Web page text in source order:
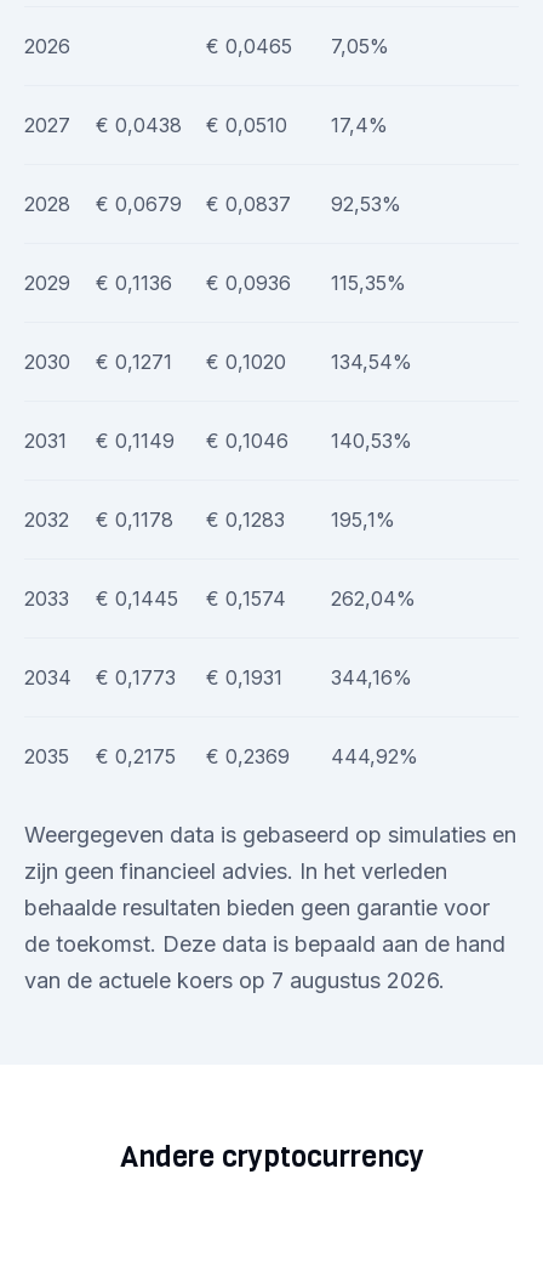
2026 € 0,0465 7,05%
2027 € 0,0438 € 0,0510 17,4%
2028 € 0,0679 € 0,0837 92,53%
2029 € 0,1136 € 0,0936 115,35%
2030 € 0,1271 € 0,1020 134,54%
2031 € 0,1149 € 0,1046 140,53%
2032 € 0,1178 € 0,1283 195,1%
2033 € 0,1445 € 0,1574 262,04%
2034 € 0,1773 € 0,1931 344,16%
2035 € 0,2175 € 0,2369 444,92%
Weergegeven data is gebaseerd op simulaties en
zijn geen financieel advies. In het verleden
behaalde resultaten bieden geen garantie voor
de toekomst. Deze data is bepaald aan de hand
van de actuele koers op 7 augustus 2026.
Andere cryptocurrency